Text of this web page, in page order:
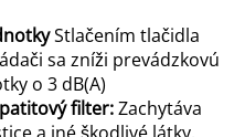
Stlačením tlačidla
sa zníži prevádzkovú
o 3 dB(A)
filter:Zachytáva